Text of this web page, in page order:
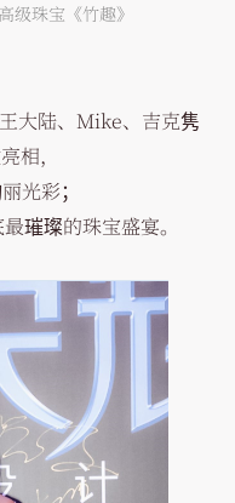
珠宝《竹趣》
大陆、Mike、吉克隽
相，
光彩；
璀璨的珠宝盛宴。